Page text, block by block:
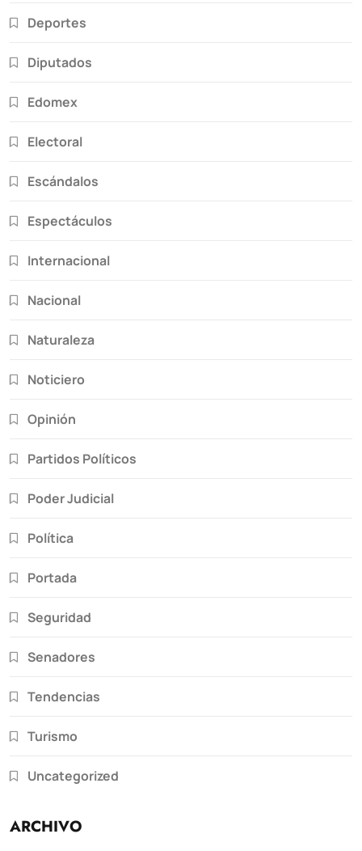
Deportes
Diputados
Edomex
Electoral
Escándalos
Espectáculos
Internacional
Nacional
Naturaleza
Noticiero
Opinión
Partidos Políticos
Poder Judicial
Política
Portada
Seguridad
Senadores
Tendencias
Turismo
Uncategorized
ARCHIVO